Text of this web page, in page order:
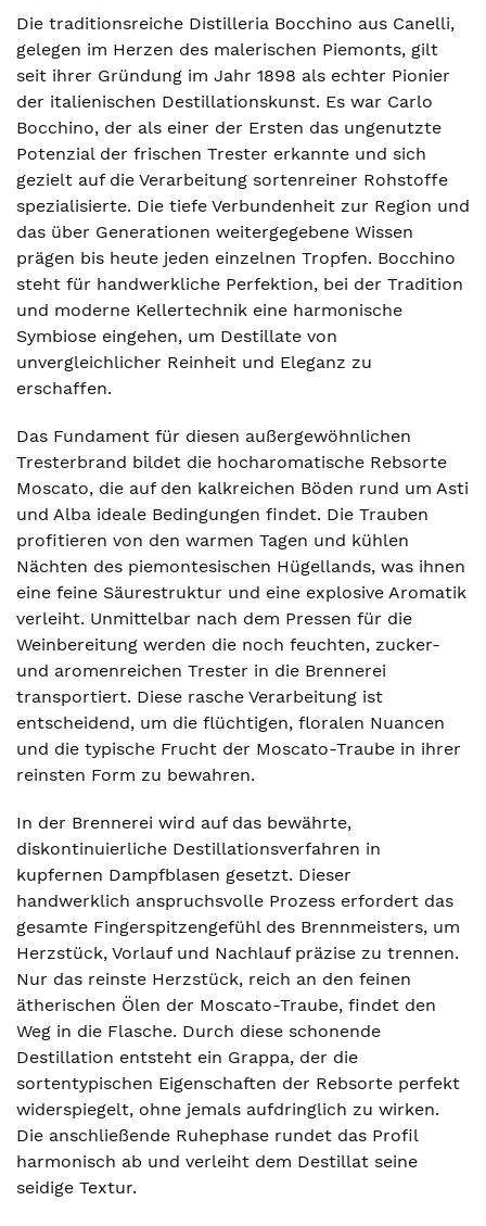
Die traditionsreiche Distilleria Bocchino aus Canelli,
gelegen im Herzen des malerischen Piemonts, gilt
seit ihrer Gründung im Jahr 1898 als echter Pionier
der italienischen Destillationskunst. Es war Carlo
Bocchino, der als einer der Ersten das ungenutzte
Potenzial der frischen Trester erkannte und sich
gezielt auf die Verarbeitung sortenreiner Rohstoffe
spezialisierte. Die tiefe Verbundenheit zur Region und
das über Generationen weitergegebene Wissen
prägen bis heute jeden einzelnen Tropfen. Bocchino
steht für handwerkliche Perfektion, bei der Tradition
und moderne Kellertechnik eine harmonische
Symbiose eingehen, um Destillate von
unvergleichlicher Reinheit und Eleganz zu
erschaffen.
Das Fundament für diesen außergewöhnlichen
Tresterbrand bildet die hocharomatische Rebsorte
Moscato, die auf den kalkreichen Böden rund um Asti
und Alba ideale Bedingungen findet. Die Trauben
profitieren von den warmen Tagen und kühlen
Nächten des piemontesischen Hügellands, was ihnen
eine feine Säurestruktur und eine explosive Aromatik
verleiht. Unmittelbar nach dem Pressen für die
Weinbereitung werden die noch feuchten, zucker-
und aromenreichen Trester in die Brennerei
transportiert. Diese rasche Verarbeitung ist
entscheidend, um die flüchtigen, floralen Nuancen
und die typische Frucht der Moscato-Traube in ihrer
reinsten Form zu bewahren.
In der Brennerei wird auf das bewährte,
diskontinuierliche Destillationsverfahren in
kupfernen Dampfblasen gesetzt. Dieser
handwerklich anspruchsvolle Prozess erfordert das
gesamte Fingerspitzengefühl des Brennmeisters, um
Herzstück, Vorlauf und Nachlauf präzise zu trennen.
Nur das reinste Herzstück, reich an den feinen
ätherischen Ölen der Moscato-Traube, findet den
Weg in die Flasche. Durch diese schonende
Destillation entsteht ein Grappa, der die
sortentypischen Eigenschaften der Rebsorte perfekt
widerspiegelt, ohne jemals aufdringlich zu wirken.
Die anschließende Ruhephase rundet das Profil
harmonisch ab und verleiht dem Destillat seine
seidige Textur.